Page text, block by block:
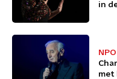
in
met